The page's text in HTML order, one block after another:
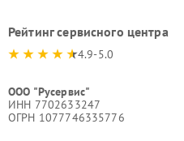
Рейтинг сервисного центра
4.9-5.0
ООО "Русервис"
ИНН 7702633247
ОГРН 1077746335776